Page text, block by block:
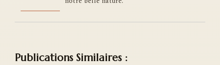
Publications Similaires :